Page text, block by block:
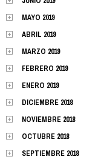
MAYO 2019
ABRIL 2019
MARZO 2019
FEBRERO 2019
ENERO 2019
DICIEMBRE 2018
NOVIEMBRE 2018
OCTUBRE 2018
SEPTIEMBRE 2018